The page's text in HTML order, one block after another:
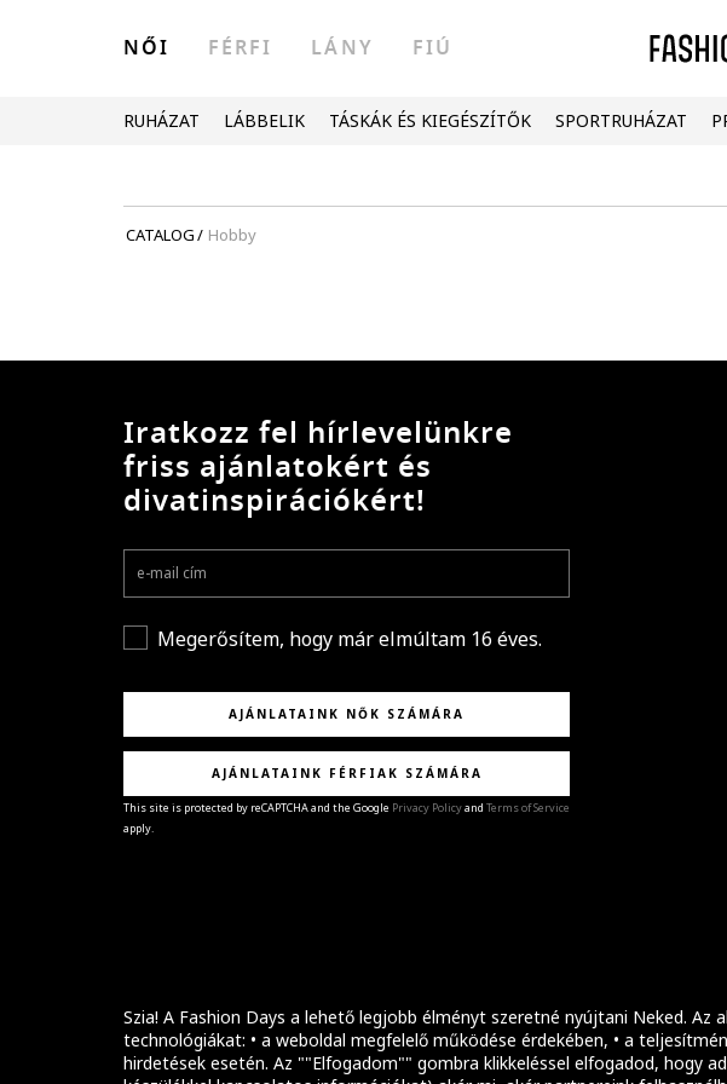
Szia! A Fashion Days a lehető legjobb élményt szeretné nyújtani Neked. Az
technológiákat: • a weboldal megfelelő működése érdekében, • a
hirdetések esetén. Az ""Elfogadom"" gombra klikkeléssel elfogadod, hogy
NŐI FÉRFI LÁNY FIÚ
RUHÁZAT LÁBBELIK TÁSKÁK ÉS KIEGÉSZÍTŐK SPORTRUHÁZAT
CATALOG/ Hobby
Iratkozz fel hírlevelünkre
friss ajánlatokért és
divatinspirációkért!
Megerősítem, hogy már elmúltam 16 éves.
AJÁNLATAINK NŐK SZÁMÁRA
AJÁNLATAINK FÉRFIAK SZÁMÁRA
This site is protected by reCAPTCHA and the Google Privacy Policyand Terms of Service
apply.